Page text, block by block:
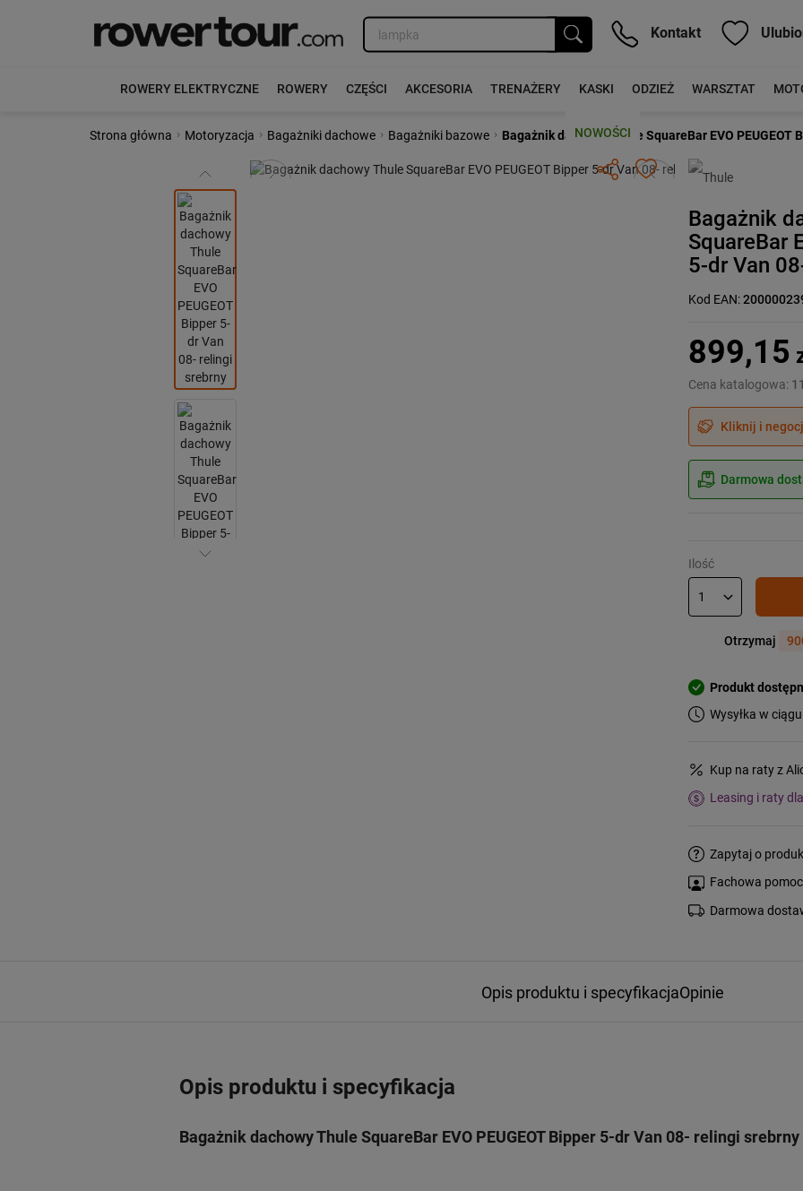
Kontakt
ROWERY ELEKTRYCZNE ROWERY CZĘŚCI AKCESORIA TRENAŻERY KASKI ODZIEŻ WARSZTAT
NOWOŚCI
Strona główna › Motoryzacja › Bagażniki dachowe › Bagażniki bazowe › Bagażnik dachowy Thule SquareBar EVO
Poprzedni Następny
Bagażnik
SquareBar
5-dr Van
Kod EAN:
899,15
Cena katalogowa:
Kliknij i
Darmowa
Ilość
Otrzymaj
Produkt
Wysyłka w
Kup na raty z
Leasing i raty
Zapytaj o
Fachowa
Darmowa
Opis produktu i specyfikacjaOpinie
Opis produktu i specyfikacja
Bagażnik dachowy Thule SquareBar EVO PEUGEOT Bipper 5-dr Van 08- relingi srebrny